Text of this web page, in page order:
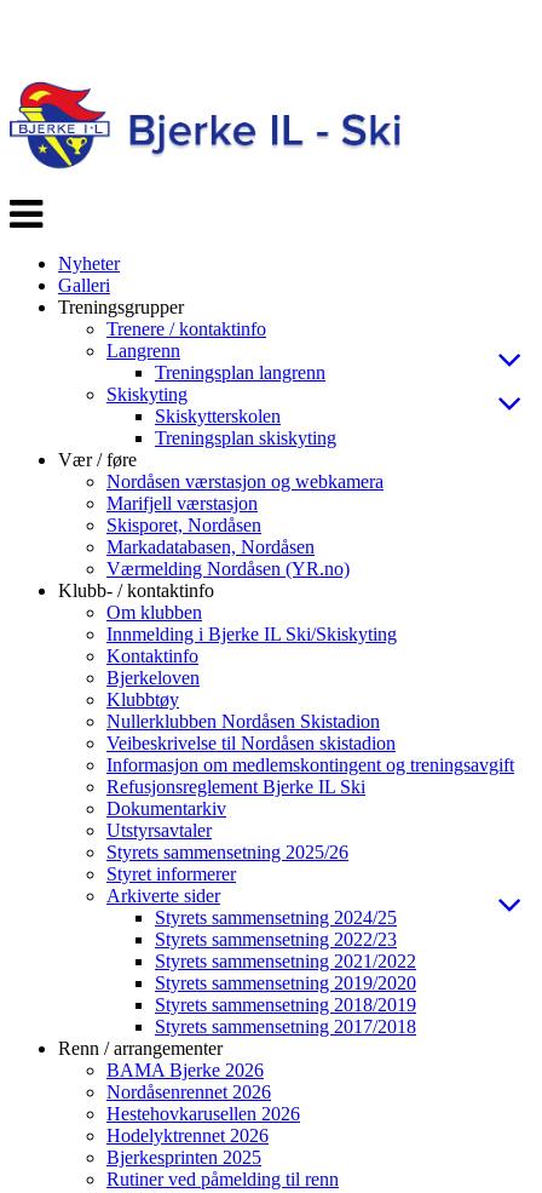
Veksle
navigasjon
Nyheter
Galleri
Treningsgrupper
Trenere / kontaktinfo
Langrenn
Treningsplan langrenn
Skiskyting
Skiskytterskolen
Treningsplan skiskyting
Vær / føre
Nordåsen værstasjon og webkamera
Marifjell værstasjon
Skisporet, Nordåsen
Markadatabasen, Nordåsen
Værmelding Nordåsen (YR.no)
Klubb- / kontaktinfo
Om klubben
Innmelding i Bjerke IL Ski/Skiskyting
Kontaktinfo
Bjerkeloven
Klubbtøy
Nullerklubben Nordåsen Skistadion
Veibeskrivelse til Nordåsen skistadion
Informasjon om medlemskontingent og treningsavgift
Refusjonsreglement Bjerke IL Ski
Dokumentarkiv
Utstyrsavtaler
Styrets sammensetning 2025/26
Styret informerer
Arkiverte sider
Styrets sammensetning 2024/25
Styrets sammensetning 2022/23
Styrets sammensetning 2021/2022
Styrets sammensetning 2019/2020
Styrets sammensetning 2018/2019
Styrets sammensetning 2017/2018
Renn / arrangementer
BAMA Bjerke 2026
Nordåsenrennet 2026
Hestehovkarusellen 2026
Hodelyktrennet 2026
Bjerkesprinten 2025
Rutiner ved påmelding til renn